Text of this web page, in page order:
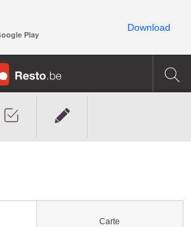
Carte
Play
Download